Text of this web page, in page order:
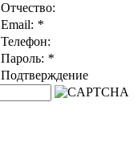
Отчество:
Email: *
Телефон:
Пароль: *
Подтверждение